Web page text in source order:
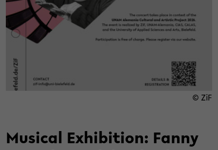
© ZiF
Musical Exhibition: Fanny